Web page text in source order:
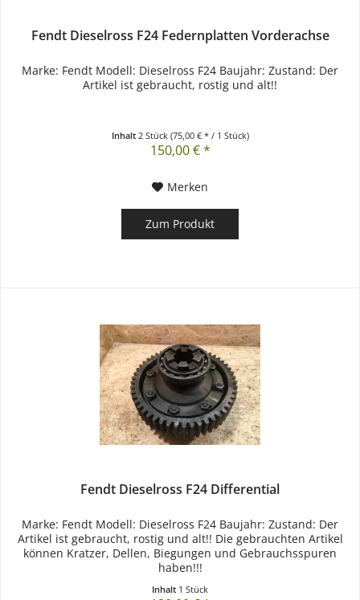
Fendt Dieselross F24 Federnplatten Vorderachse
Marke: Fendt Modell: Dieselross F24 Baujahr: Zustand: Der
Artikel ist gebraucht, rostig und alt!!
Inhalt 2 Stück (75,00 € * / 1 Stück)
150,00 € *
Merken
Zum Produkt
Fendt Dieselross F24 Differential
Marke: Fendt Modell: Dieselross F24 Baujahr: Zustand: Der
Artikel ist gebraucht, rostig und alt!! Die gebrauchten Artikel
können Kratzer, Dellen, Biegungen und Gebrauchsspuren
haben!!!
Inhalt 1 Stück